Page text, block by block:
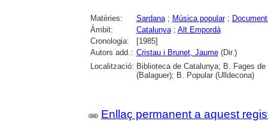
Matèries: Sardana; Música popular;
Àmbit:
Catalunya; Alt Empordà
Cronologia:
[1985]
Autors add.: Cristau i Brunet, Jaume(Dir.)
Localització: Biblioteca de Catalunya; B. Fages
(Balaguer); B. Popular (Ulldecona)
Enllaç permanent a aquest